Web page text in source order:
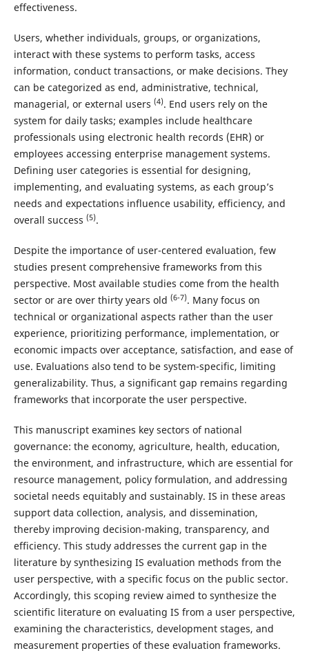
effectiveness.
Users, whether individuals, groups, or organizations,
interact with these systems to perform tasks, access
information, conduct transactions, or make decisions. They
can be categorized as end, administrative, technical,
managerial, or external users (4). End users rely on the
system for daily tasks; examples include healthcare
professionals using electronic health records (EHR) or
employees accessing enterprise management systems.
Defining user categories is essential for designing,
implementing, and evaluating systems, as each group’s
needs and expectations influence usability, efficiency, and
overall success (5).
Despite the importance of user-centered evaluation, few
studies present comprehensive frameworks from this
perspective. Most available studies come from the health
sector or are over thirty years old (6-7). Many focus on
technical or organizational aspects rather than the user
experience, prioritizing performance, implementation, or
economic impacts over acceptance, satisfaction, and ease of
use. Evaluations also tend to be system-specific, limiting
generalizability. Thus, a significant gap remains regarding
frameworks that incorporate the user perspective.
This manuscript examines key sectors of national
governance: the economy, agriculture, health, education,
the environment, and infrastructure, which are essential for
resource management, policy formulation, and addressing
societal needs equitably and sustainably. IS in these areas
support data collection, analysis, and dissemination,
thereby improving decision-making, transparency, and
efficiency. This study addresses the current gap in the
literature by synthesizing IS evaluation methods from the
user perspective, with a specific focus on the public sector.
Accordingly, this scoping review aimed to synthesize the
scientific literature on evaluating IS from a user perspective,
examining the characteristics, development stages, and
measurement properties of these evaluation frameworks.